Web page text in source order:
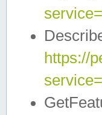
https://